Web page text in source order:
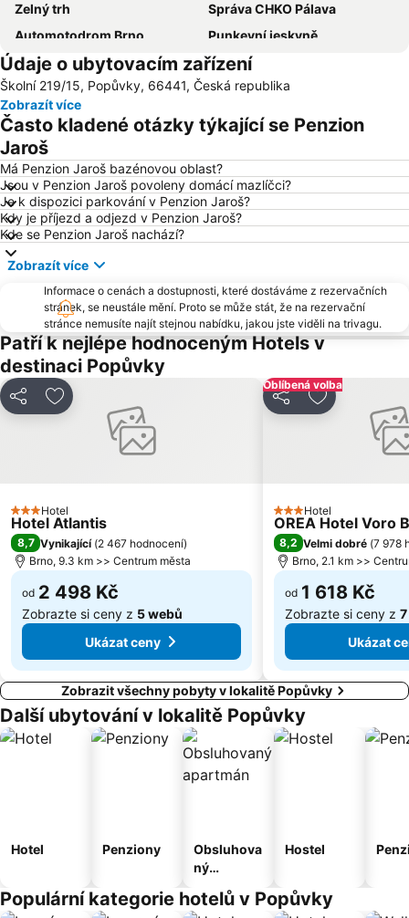
Zelný trh
Správa CHKO Pálava
Automotodrom Brno
Punkevní jeskyně
Náměstí Svobody
Autobusové nádraží Zvonařka
Letiště Brno
Lednice
SKI areál Olešnice
Mikulov - muzeum a zámek
Hrad Špilberk
Zoo Brno
Janáčkovo divadlo
Propast Macocha
Nádraží Znojmo
Loucký klášter
Pivovar Černá Hora
Svobodná republika Kraví hora Bořetice
ZOO park a Dinopark Vyškov
Znojmo - Městská památková rezervace
Městské divadlo Brno
Aquapark Kohoutovice
Ubytování v Moravském krasu Baldovec
Masarykovo náměstí
Westernové městečko Boskovice
Vinné sklepy Pavlovice
Vinařská obec Mutěnice
Galerie Vaňkovka Brno
Vila Tugendhat
Němčičky
Ivanovice na Hané
Farma Bolka Polívky
Minaret
Muzeum Československého opevnění 1938 ve Slupi u Znojma
Muzeum vojenské techniky Army Park Ořechov u Brna
Benediktinské opatství Rajhrad
Bowling Brno
Vodní nádrž Kačenec
Údaje o ubytovacím zařízení
Školní 219/15, Popůvky, 66441, Česká republika
Zobrazít více
Často kladené otázky týkající se Penzion
Jaroš
Má Penzion Jaroš bazénovou oblast?
Jsou v Penzion Jaroš povoleny domácí mazlíčci?
Je k dispozici parkování v Penzion Jaroš?
Kdy je příjezd a odjezd v Penzion Jaroš?
Kde se Penzion Jaroš nachází?
Zobrazít více
Informace o cenách a dostupnosti, které dostáváme z rezervačních
stránek, se neustále mění. Proto se může stát, že na rezervační
stránce nemusíte najít stejnou nabídku, jakou jste viděli na trivagu.
Patří k nejlépe hodnoceným Hotels v
destinaci Popůvky
Sdílet Přidat na seznam oblíbených hotelů
3 Počet hvězdiček
Hotel
Hotel Atlantis
8,7 Vynikající (2 467 hodnocení)
Brno, 9.3 km >> Centrum města
od 2 498 Kč
Zobrazte si ceny z 5 webů
Ukázat ceny
Oblíbená volba
Sdílet Přidat na
3 Počet hvězdiček
Hotel
OREA Hotel Voro
8,2 Velmi dobré (7 978
Brno, 2.1 km >>
od 1 618 Kč
Zobrazte si ceny z
Ukázat
Zobrazit všechny pobyty v lokalitě Popůvky
Další ubytování v lokalitě Popůvky
Hotel Penziony
Obsluhova
ný
Hostel
Populární kategorie hotelů v Popůvky